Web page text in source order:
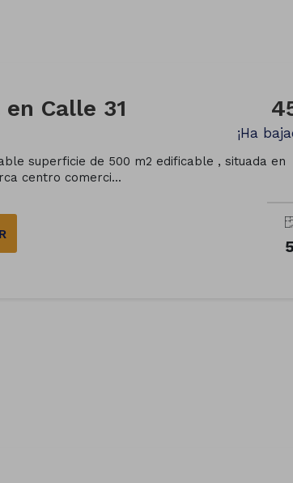
Calle 31
¡Ha
superficie de 500 m2 edificable , situada en
centro comerci...